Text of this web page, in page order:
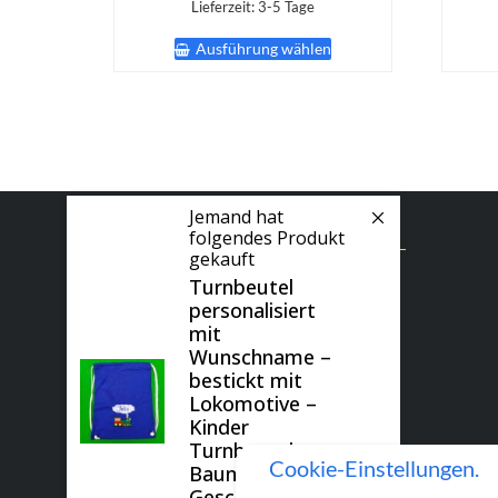
Lieferzeit:3-5 Tage
Ausführung wählenProdukt
Optionen
können
auf
Datenschutzerklärung
Echtheit von Bewertungen
Impressum
Kasse
Mein Konto
Startseite
Über uns
Versandkosten
Vertrag widerrufen
Cookie-Einstellungen.
Jemand hat
folgendes Produkt
gekauft
Turnbeutel
personalisiert
mit
Wunschname –
bestickt mit
Lokomotive –
Kinder
Turnbeutel
Baumwolle,